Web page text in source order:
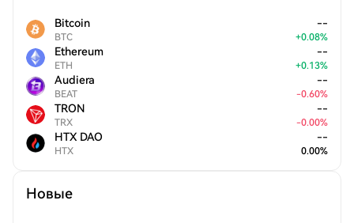
Bitcoin
BTC
--
+0.08%
Ethereum
ETH
--
+0.13%
Audiera
BEAT
--
-0.60%
TRON
TRX
--
-0.00%
HTX DAO
HTX
--
0.00%
Новые